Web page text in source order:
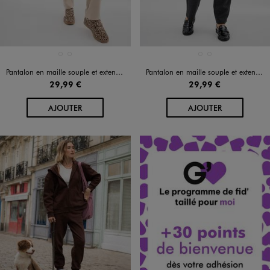
Pantalon en maille souple et extensible femme grande taille
29,99 €
AJOUTERAU PANIER
Pantalon en maille souple et extensible femme grande taille
29,99 €
AJOUTERAU PANIER